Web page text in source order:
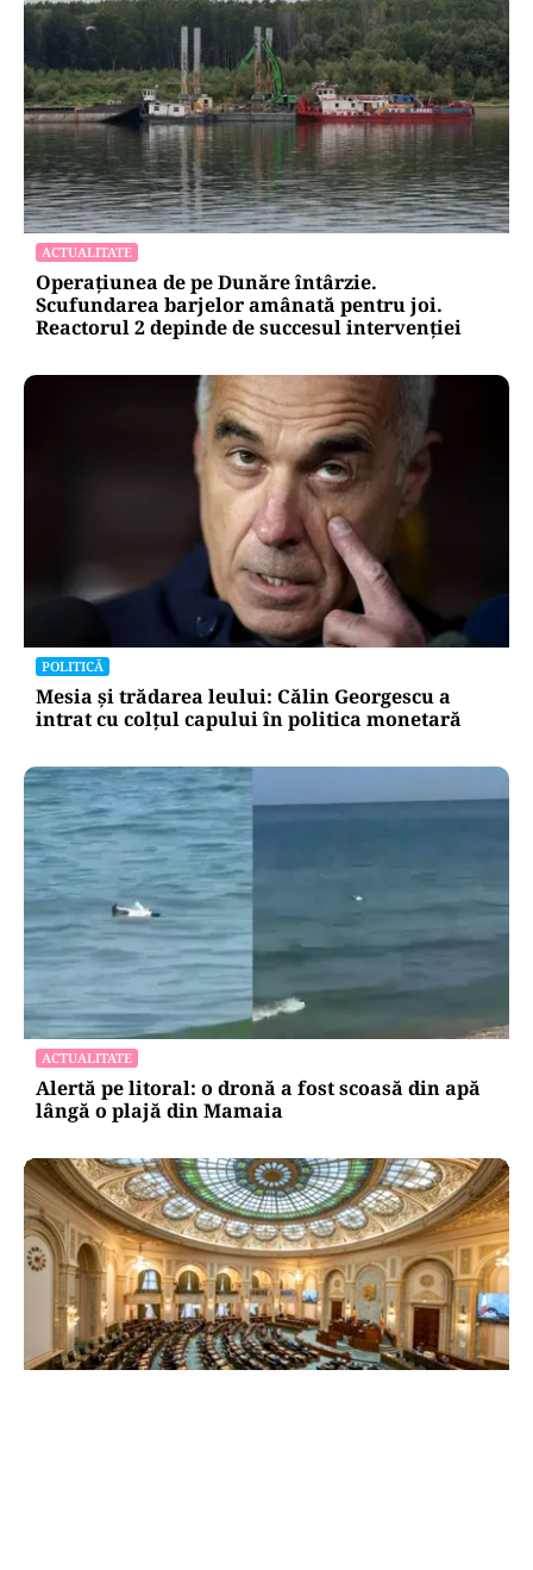
ACTUALITATE
Operațiunea de pe Dunăre întârzie.
Scufundarea barjelor amânată pentru joi.
Reactorul 2 depinde de succesul intervenției
POLITICĂ
Mesia și trădarea leului: Călin Georgescu a
intrat cu colțul capului în politica monetară
ACTUALITATE
Alertă pe litoral: o dronă a fost scoasă din apă
lângă o plajă din Mamaia